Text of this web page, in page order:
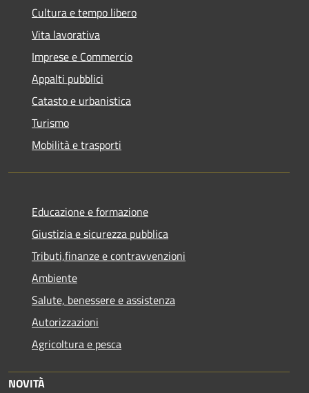
Cultura e tempo libero
Vita lavorativa
Imprese e Commercio
Appalti pubblici
Catasto e urbanistica
Turismo
Mobilità e trasporti
Educazione e formazione
Giustizia e sicurezza pubblica
Tributi,finanze e contravvenzioni
Ambiente
Salute, benessere e assistenza
Autorizzazioni
Agricoltura e pesca
NOVITÀ